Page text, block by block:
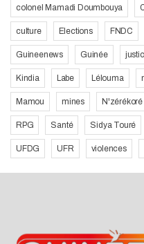
colonel Mamadi Doumbouya
culture Elections FNDC
Guineenews Guinée
Kindia Labe Lélouma
Mamou mines N'zérékoré
RPG Santé Sidya Touré
UFDG UFR violences